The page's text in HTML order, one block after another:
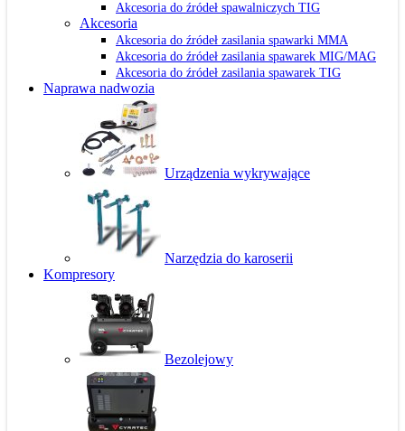
Akcesoria do źródeł spawalniczych TIG
Akcesoria
Akcesoria do źródeł zasilania spawarki MMA
Akcesoria do źródeł zasilania spawarek MIG/MAG
Akcesoria do źródeł zasilania spawarek TIG
Naprawa nadwozia
Urządzenia wykrywające
Narzędzia do karoserii
Kompresory
Bezolejowy